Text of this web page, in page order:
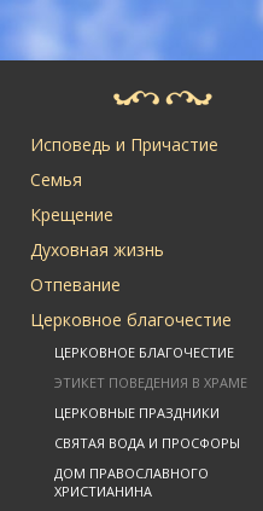
Исповедь и Причастие
Семья
Крещение
Духовная жизнь
Отпевание
Церковное благочестие
ЦЕРКОВНОЕ БЛАГОЧЕСТИЕ
ЭТИКЕТ ПОВЕДЕНИЯ В ХРАМЕ
ЦЕРКОВНЫЕ ПРАЗДНИКИ
СВЯТАЯ ВОДА И ПРОСФОРЫ
ДОМ ПРАВОСЛАВНОГО
ХРИСТИАНИНА